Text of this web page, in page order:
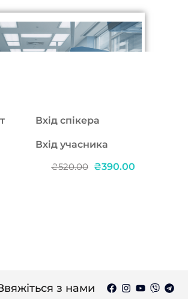
₴520.00 ₴390.00
Лабораторія — не
Вхід спікера
Вхід учасника
з нами